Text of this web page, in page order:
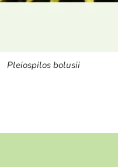
Pleiospilos bolusii